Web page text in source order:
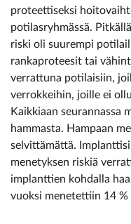
proteettiseksi
potilasryhmässä.
riski oli suurempi
rankaproteesit tai
verrattuna potilaisiin,
verrokkeihin, joille ei
Kaikkiaan seurannassa
hammasta. Hampaan
selvittämättä.
menetyksen riskiä
implanttien kohdalla
vuoksi menetettiin 14